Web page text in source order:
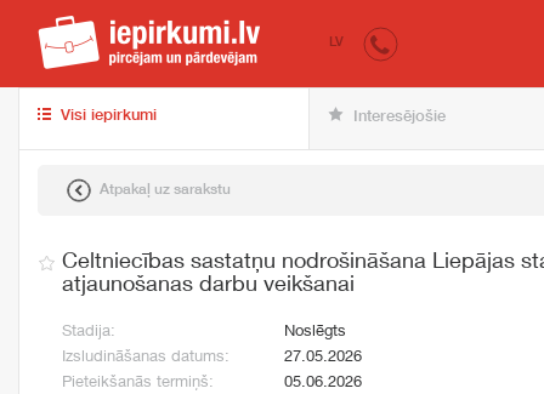
iepirkumi.lv
LV
Visi iepirkumi Interesējošie
Atpakaļ uz sarakstu
Celtniecības sastatņu nodrošināšana Liepājas
atjaunošanas darbu veikšanai
Stadija:
Noslēgts
Izsludināšanas datums:
27.05.2026
Pieteikšanās termiņš:
05.06.2026